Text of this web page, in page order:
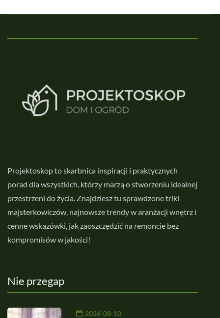
Projektoskop to skarbnica inspiracji i praktycznych
porad dla wszystkich, którzy marzą o stworzeniu idealnej
przestrzeni do życia. Znajdziesz tu sprawdzone triki
majsterkowiczów, najnowsze trendy w aranżacji wnętrz i
cenne wskazówki, jak zaoszczędzić na remoncie bez
kompromisów w jakości!
Nie przegap
2026-08-10